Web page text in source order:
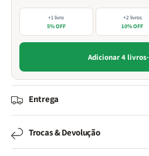
+1 livro
5% OFF
+2 livros
10% OFF
Adicionar 4 livros·
Entrega
Trocas & Devolução